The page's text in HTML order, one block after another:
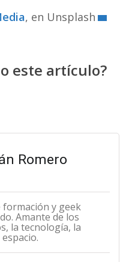
, en Unsplash
este artículo?
Romero
formación y geek
Amante de los
la tecnología, la